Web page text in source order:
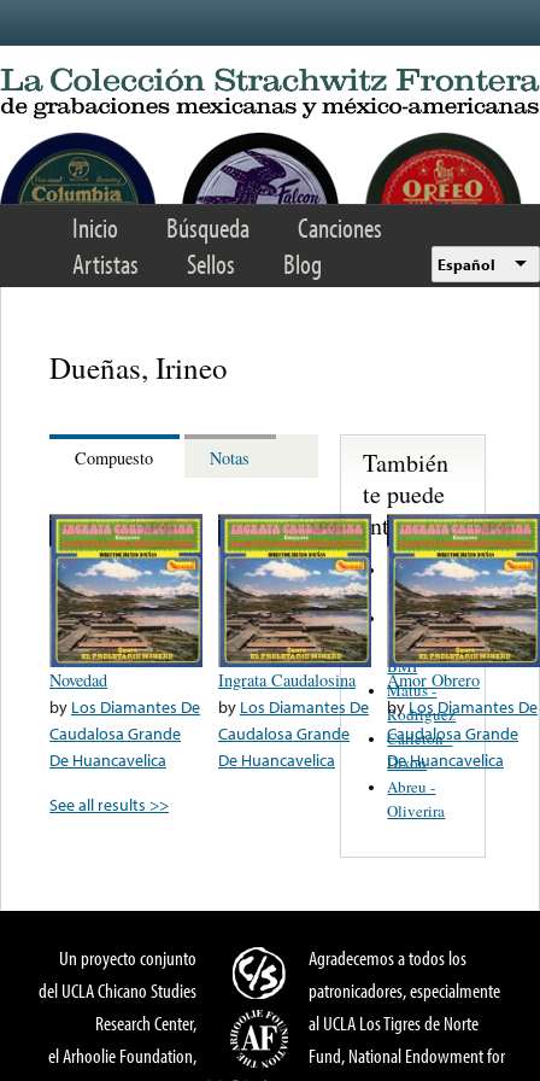
Inicio Búsqueda
Canciones
Artistas
Sellos Blog Español
Dueñas, Irineo
Compuesto Notas
Novedad
by Los Diamantes De
Caudalosa Grande
De Huancavelica
Ingrata Caudalosina
by Los Diamantes De
Caudalosa Grande
De Huancavelica
Amor Obrero
byLos Diamantes De
Caudalosa Grande
De Huancavelica
See all results >>
También
te puede
interesar...
Martinez,
Felipe
Performance
Music Co.
BMI
Matus -
Rodriguez
Carleton -
Dixon
Abreu -
Oliverira
Un proyecto conjunto
del UCLA Chicano Studies
Research Center,
el Arhoolie Foundation,
Agradecemos a todos los
patronicadores, especialmente
al UCLA Los Tigres de Norte
Fund, National Endowment for